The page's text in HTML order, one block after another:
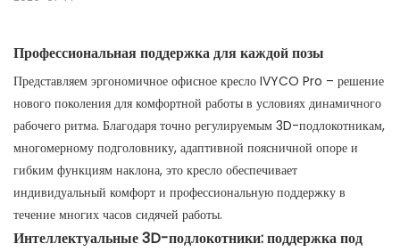
Профессиональная поддержка для каждой позы
Представляем эргономичное офисное кресло IVYCO Pro – решение
нового поколения для комфортной работы в условиях динамичного
рабочего ритма. Благодаря точно регулируемым 3D-подлокотникам,
многомерному подголовнику, адаптивной поясничной опоре и
гибким функциям наклона, это кресло обеспечивает
индивидуальный комфорт и профессиональную поддержку в
течение многих часов сидячей работы.
Интеллектуальные 3D-подлокотники: поддержка под